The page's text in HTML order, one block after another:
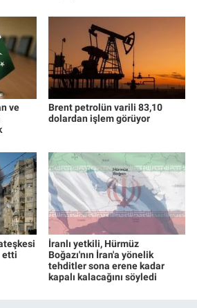
ve
Brent petrolün varili 83,10
dolardan işlem görüyor
etti
İranlı yetkili, Hürmüz
Boğazı'nın İran'a yönelik
tehditler sona erene kadar
kapalı kalacağını söyledi